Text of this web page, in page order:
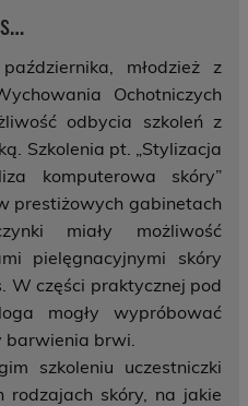
młodzież z
Ochotniczych
odbycia szkoleń z
Szkolenia pt. „Stylizacja
komputerowa skóry”
prestiżowych gabinetach
miały możliwość
pielęgnacyjnymi skóry
W części praktycznej pod
mogły wypróbować
barwienia brwi.
uczestniczki
rodzajach skóry, na jakie